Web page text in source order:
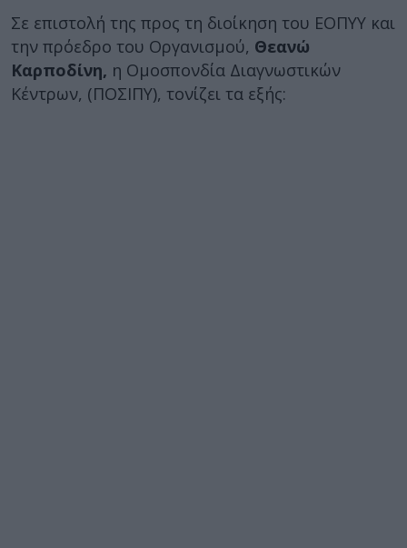
Σε επιστολή της προς τη διοίκηση του ΕΟΠΥΥ και
την πρόεδρο του Οργανισμού, Θεανώ
Καρποδίνη, η Ομοσπονδία Διαγνωστικών
Κέντρων, (ΠΟΣΙΠΥ), τονίζει τα εξής: